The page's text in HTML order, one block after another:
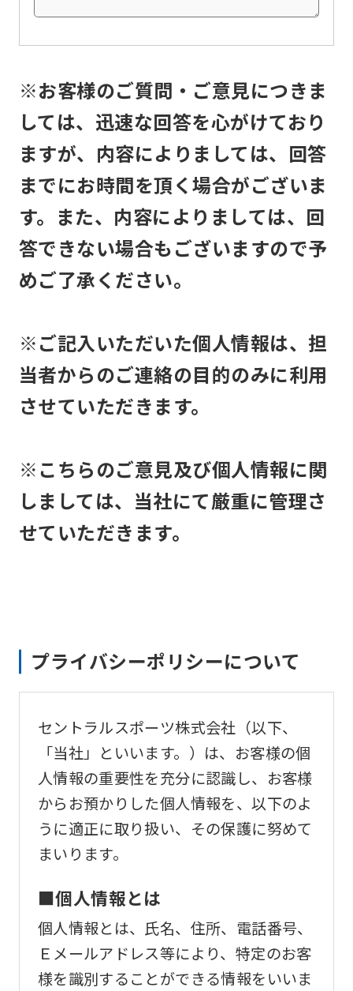
※お客様のご質問・ご意見につきま
しては、迅速な回答を心がけており
ますが、内容によりましては、回答
までにお時間を頂く場合がございま
す。また、内容によりましては、回
答できない場合もございますので予
めご了承ください。
※ご記入いただいた個人情報は、担
当者からのご連絡の目的のみに利用
させていただきます。
※こちらのご意見及び個人情報に関
しましては、当社にて厳重に管理さ
せていただきます。
プライバシーポリシーについて
セントラルスポーツ株式会社（以下、
「当社」といいます。）は、お客様の個
人情報の重要性を充分に認識し、お客様
からお預かりした個人情報を、以下のよ
うに適正に取り扱い、その保護に努めて
まいります。
■個人情報とは
個人情報とは、氏名、住所、電話番号、
Ｅメールアドレス等により、特定のお客
様を識別することができる情報をいいま
the
service.
Automatic